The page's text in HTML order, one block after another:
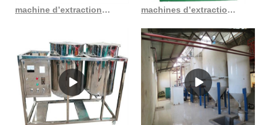
machine d’extraction d’huile de coton en Côte d’Ivoire machines d’extraction d’huile commerciales en acier inoxydable au Sénégal